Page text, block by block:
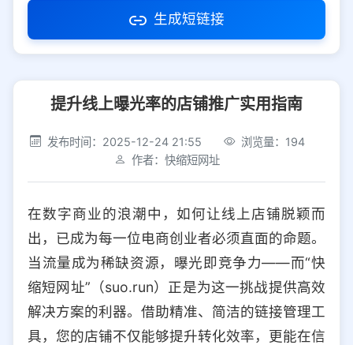
访问密码
社交平台 电商平台
选择防红平台类型，避免链接被拦截
iOS Android PC 其他
选择允许访问的平台类型
生成短链接
提升线上曝光率的店铺推广实用指南
发布时间：2025-12-24 21:55
浏览量：194
作者：快缩短网址
在数字商业的浪潮中，如何让线上店铺脱颖而
出，已成为每一位电商创业者必须直面的命题。
当流量成为稀缺资源，曝光即竞争力——而“快
缩短网址”（suo.run）正是为这一挑战提供高效
解决方案的利器。借助精准、简洁的链接管理工
具，您的店铺不仅能够提升转化效率，更能在信